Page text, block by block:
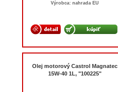
Výrobca: nahrada EU
Olej motorový Castrol Magnatec
15W-40 1L, "100225"